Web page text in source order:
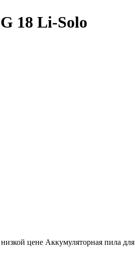
18 Li-Solo
цене Аккумуляторная пила для